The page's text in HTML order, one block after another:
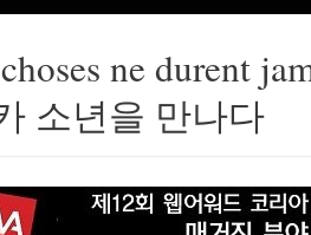
ne durent
소년을 만나다